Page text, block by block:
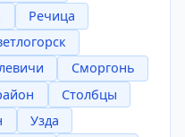
Речица
Сморгонь
Столбцы
Узда